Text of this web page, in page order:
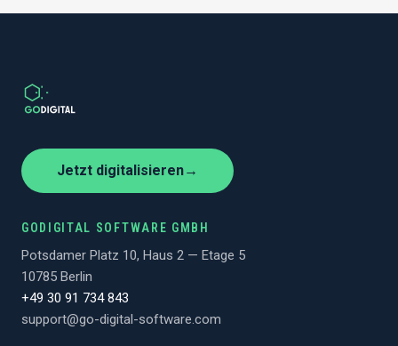
Jetzt digitalisieren→
GODIGITAL SOFTWARE GMBH
Potsdamer Platz 10, Haus 2 — Etage 5
10785 Berlin
+49 30 91 734 843
support@go-digital-software.com